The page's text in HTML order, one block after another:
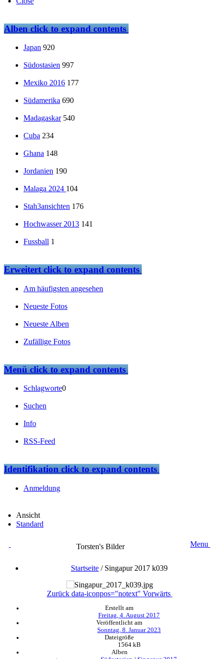
Albenclick to expand contents
Japan 920
Südostasien 997
Mexiko 2016 177
Südamerika 690
Madagaskar 540
Cuba 234
Ghana 148
Jordanien 190
Malaga 2024 104
Stah3ansichten 176
Hochwasser 2013 141
Fussball 1
Erweitertclick to expand contents
Am häufigsten angesehen
Neueste Fotos
Neueste Alben
Zufällige Fotos
Menüclick to expand contents
Schlagworte0
Suchen
Info
RSS-Feed
Identifikationclick to expand contents
Anmeldung
Ansicht
Standard
Torsten's Bilder Menu
Startseite / Singapur 2017 k039
Zurück data-iconpos="notext" Vorwärts
Erstellt am
Freitag, 4. August 2017
Veröffentlicht am
Sonntag, 8. Januar 2023
Dateigröße
1564 kB
Alben